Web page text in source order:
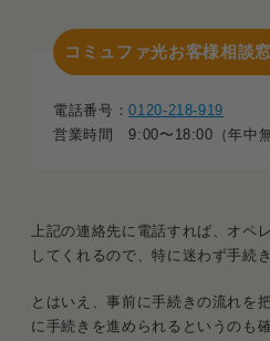
コミュファ光お客様相談
電話番号：0120-218-919
営業時間 9:00〜18:00（年中無
上記の連絡先に電話すれば、オペ
してくれるので、特に迷わず手続
とはいえ、事前に手続きの流れを
に手続きを進められるというのも確